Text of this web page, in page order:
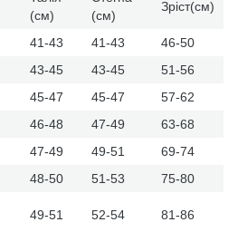
(см)
(см)
Зріст(см)
41-43 41-43
46-50
43-45 43-45
51-56
45-47 45-47
57-62
46-48 47-49
63-68
47-49 49-51
69-74
48-50 51-53 75-80
49-51 52-54 81-86